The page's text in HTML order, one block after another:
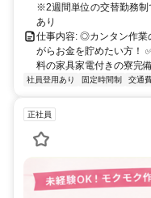
※2週間単位の交替勤務制
あり
仕事内容: ◎カンタン作業
がらお金を貯めたい方！
料の家具家電付きの寮完
社員登用あり 固定時間制 交通
正社員